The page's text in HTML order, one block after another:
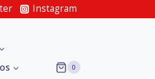
Instagram
0